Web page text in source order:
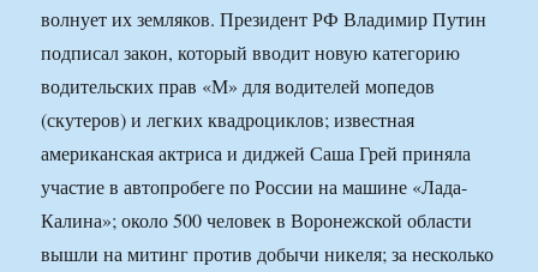
волнует их земляков. Президент РФ Владимир Путин
подписал закон, который вводит новую категорию
водительских прав «М» для водителей мопедов
(скутеров) и легких квадроциклов; известная
американская актриса и диджей Саша Грей приняла
участие в автопробеге по России на машине «Лада-
Калина»; около 500 человек в Воронежской области
вышли на митинг против добычи никеля; за несколько